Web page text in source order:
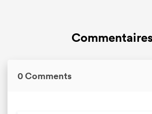
0 Comments